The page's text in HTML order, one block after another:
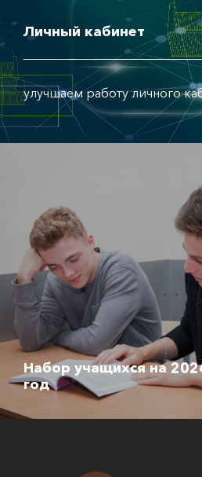
Личный кабинет
улучшаем работу личного
Набор учащихся на
год